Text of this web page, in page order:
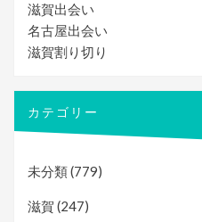
滋賀出会い
名古屋出会い
滋賀割り切り
カテゴリー
未分類(779)
滋賀 (247)